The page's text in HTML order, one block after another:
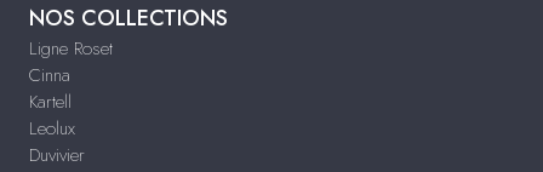
NOS COLLECTIONS
Ligne Roset
Cinna
Kartell
Leolux
Duvivier